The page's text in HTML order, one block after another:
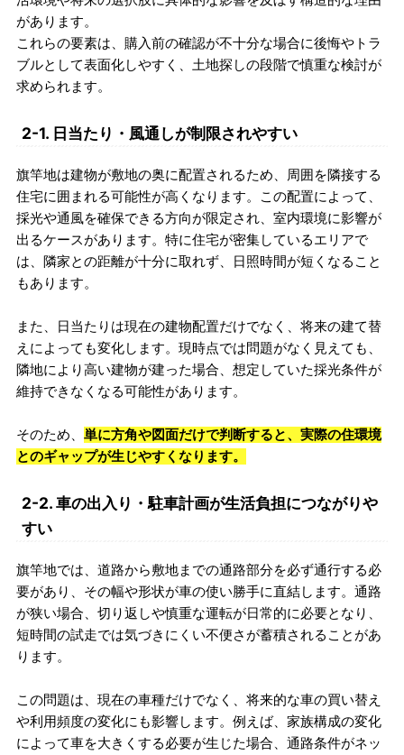
があります。
これらの要素は、購入前の確認が不十分な場合に後悔やトラ
ブルとして表面化しやすく、土地探しの段階で慎重な検討が
求められます。
2-1. 日当たり・風通しが制限されやすい
旗竿地は建物が敷地の奥に配置されるため、周囲を隣接する
住宅に囲まれる可能性が高くなります。この配置によって、
採光や通風を確保できる方向が限定され、室内環境に影響が
出るケースがあります。特に住宅が密集しているエリアで
は、隣家との距離が十分に取れず、日照時間が短くなること
もあります。
また、日当たりは現在の建物配置だけでなく、将来の建て替
えによっても変化します。現時点では問題がなく見えても、
隣地により高い建物が建った場合、想定していた採光条件が
維持できなくなる可能性があります。
そのため、 単に方角や図面だけで判断すると、実際の住環境
とのギャップが生じやすくなります。
2-2. 車の出入り・駐車計画が生活負担につながりや
すい
旗竿地では、道路から敷地までの通路部分を必ず通行する必
要があり、その幅や形状が車の使い勝手に直結します。通路
が狭い場合、切り返しや慎重な運転が日常的に必要となり、
短時間の試走では気づきにくい不便さが蓄積されることがあ
ります。
この問題は、現在の車種だけでなく、将来的な車の買い替え
や利用頻度の変化にも影響します。例えば、家族構成の変化
によって車を大きくする必要が生じた場合、通路条件がネッ